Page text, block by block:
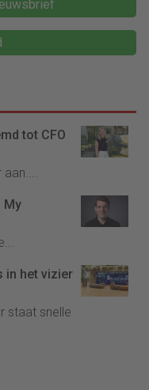
tot CFO
My
in het vizier
staat snelle